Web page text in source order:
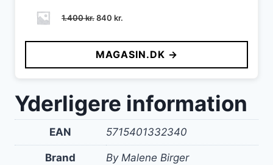
1.400kr.Den
pris
var:
1.400 kr..
840 kr.
pris
er:
840 kr..
MAGASIN.DK →
Yderligere information
EAN 5715401332340
Brand By Malene Birger